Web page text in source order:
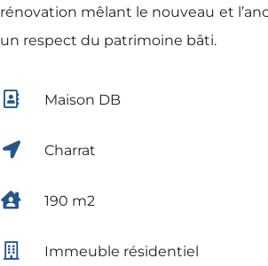
rénovation mêlant le nouveau et
un respect du patrimoine bâti.
Maison DB
Charrat
190 m2
Immeuble résidentiel